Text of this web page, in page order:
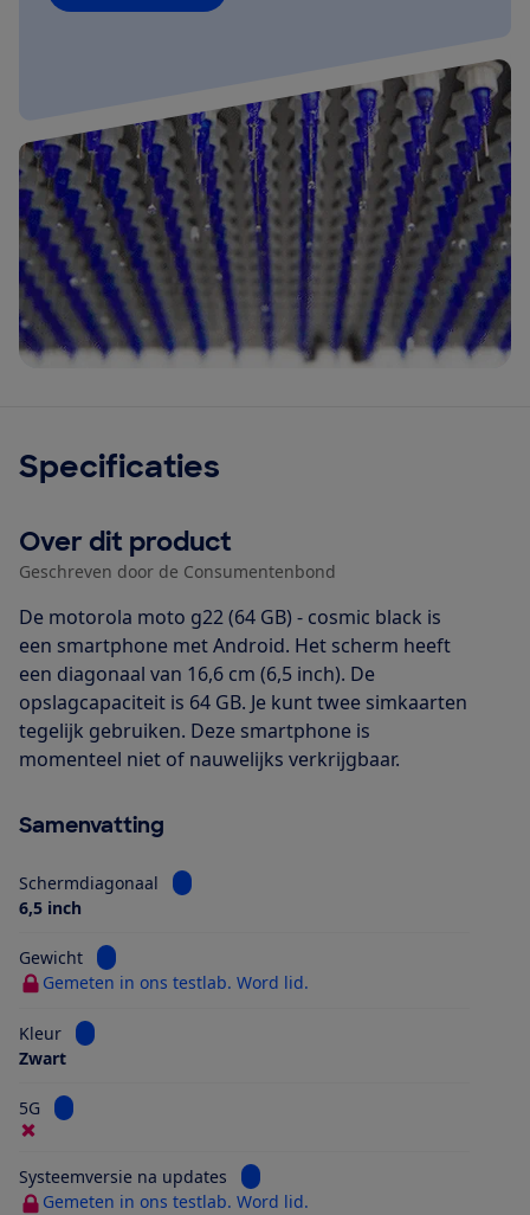
Specificaties
Over dit product
Geschreven door de Consumentenbond
De motorola moto g22 (64 GB) - cosmic black is
een smartphone met Android. Het scherm heeft
een diagonaal van 16,6 cm (6,5 inch). De
opslagcapaciteit is 64 GB. Je kunt twee simkaarten
tegelijk gebruiken. Deze smartphone is
momenteel niet of nauwelijks verkrijgbaar.
Samenvatting
Schermdiagonaal
Bekijk informatie voor Schermdiagonaal
6,5 inch
Gewicht
Bekijk informatie voor Gewicht
Gemeten in ons testlab. Word lid.
Kleur
Bekijk informatie voor Kleur
Zwart
5G Bekijk informatie voor 5G
Systeemversie na updates
Bekijk informatie voor
Gemeten in ons testlab. Word lid.